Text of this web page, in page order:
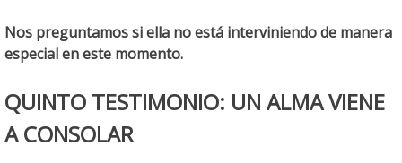
Nos preguntamos si ella no está interviniendo de manera
especial en este momento.
QUINTO TESTIMONIO: UN ALMA VIENE
A CONSOLAR